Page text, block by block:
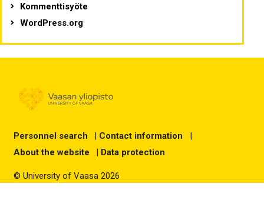
Kommenttisyöte
WordPress.org
Personnel search | Contact information
|
About the website
| Data protection
© University of Vaasa 2026